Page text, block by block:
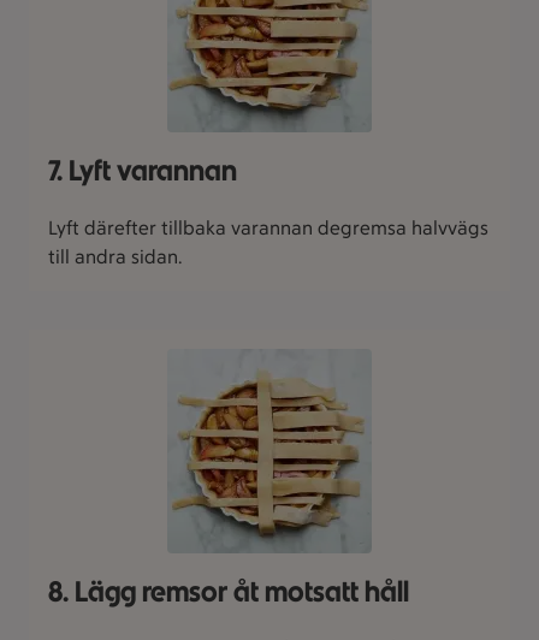
7. Lyft varannan
Lyft därefter tillbaka varannan degremsa halvvägs
till andra sidan.
8. Lägg remsor åt motsatt håll